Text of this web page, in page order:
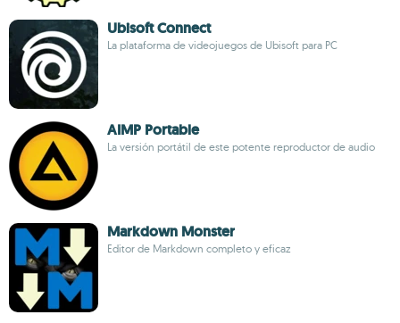
Ubisoft Connect
La plataforma de videojuegos de Ubisoft para PC
AIMP Portable
La versión portátil de este potente reproductor de audio
Markdown Monster
Editor de Markdown completo y eficaz